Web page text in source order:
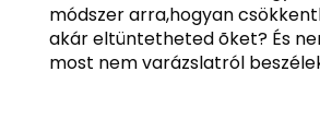
módszer arra,hogyan
akár eltüntetheted õket? És
most nem varázslatról